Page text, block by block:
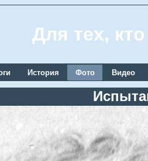
Для тех,
История Фото Видео